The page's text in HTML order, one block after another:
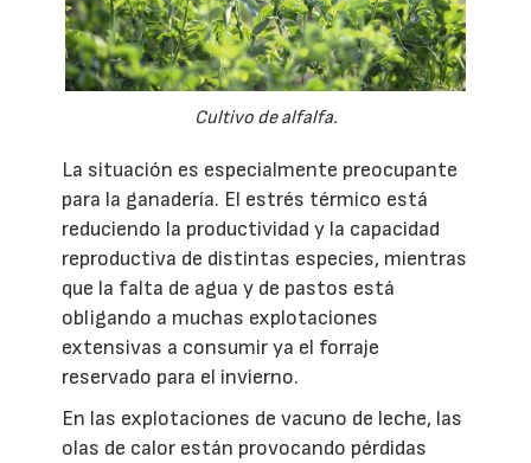
Cultivo de alfalfa.
La situación es especialmente preocupante
para la ganadería. El estrés térmico está
reduciendo la productividad y la capacidad
reproductiva de distintas especies, mientras
que la falta de agua y de pastos está
obligando a muchas explotaciones
extensivas a consumir ya el forraje
reservado para el invierno.
En las explotaciones de vacuno de leche, las
olas de calor están provocando pérdidas